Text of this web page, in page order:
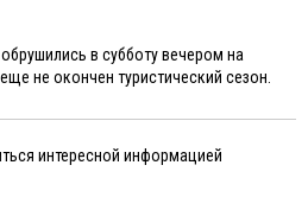
в субботу вечером на
не окончен туристический сезон.
интересной информацией